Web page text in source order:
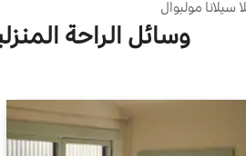
سيلانا مولبوال
وسائل الراحة